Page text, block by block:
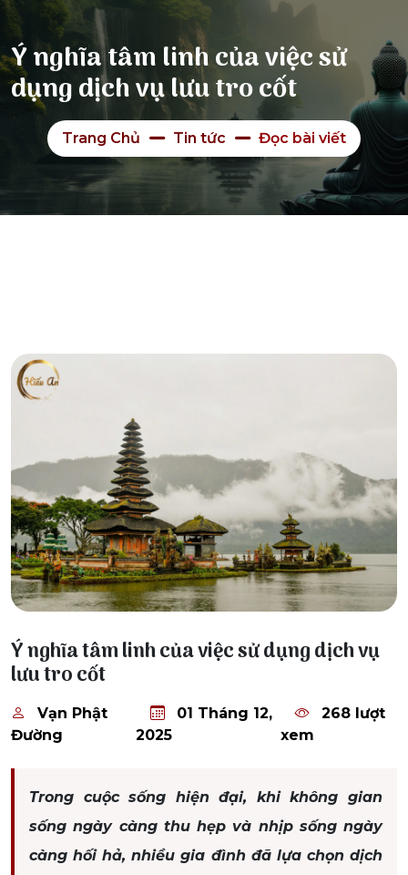
Ý nghĩa tâm linh của việc sử
dụng dịch vụ lưu tro cốt
Trang Chủ Tin tức Đọc bài viết
Ý nghĩa tâm linh của việc sử dụng dịch vụ
lưu tro cốt
Vạn Phật
Đường
01 Tháng 12,
2025
268 lượt
xem
Trong cuộc sống hiện đại, khi không gian
sống ngày càng thu hẹp và nhịp sống ngày
càng hối hả, nhiều gia đình đã lựa chọn dịch